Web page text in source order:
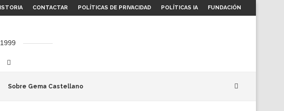
CONTACTAR POLÍTICAS DE PRIVACIDAD POLÍTICAS IA FUNDACIÓN
Sobre Gema Castellano